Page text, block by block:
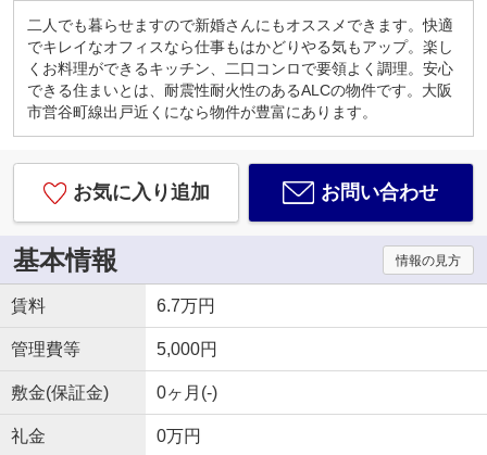
二人でも暮らせますので新婚さんにもオススメできます。快適
でキレイなオフィスなら仕事もはかどりやる気もアップ。楽し
くお料理ができるキッチン、二口コンロで要領よく調理。安心
できる住まいとは、耐震性耐火性のあるALCの物件です。大阪
市営谷町線出戸近くになら物件が豊富にあります。
お気に入り追加 お問い合わせ
基本情報 情報の見方
賃料 6.7万円
管理費等 5,000円
敷金(保証金) 0ヶ月(-)
礼金 0万円